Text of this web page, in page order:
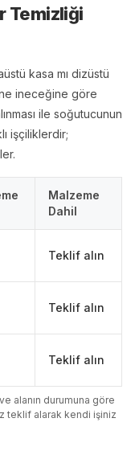
Temizliği
kasa mı dizüstü
ineceğine göre
ile soğutucunun
işçiliklerdir;
Malzeme
Dahil
Teklif alın
Teklif alın
Teklif alın
alanın durumuna göre
teklif alarak kendi işiniz